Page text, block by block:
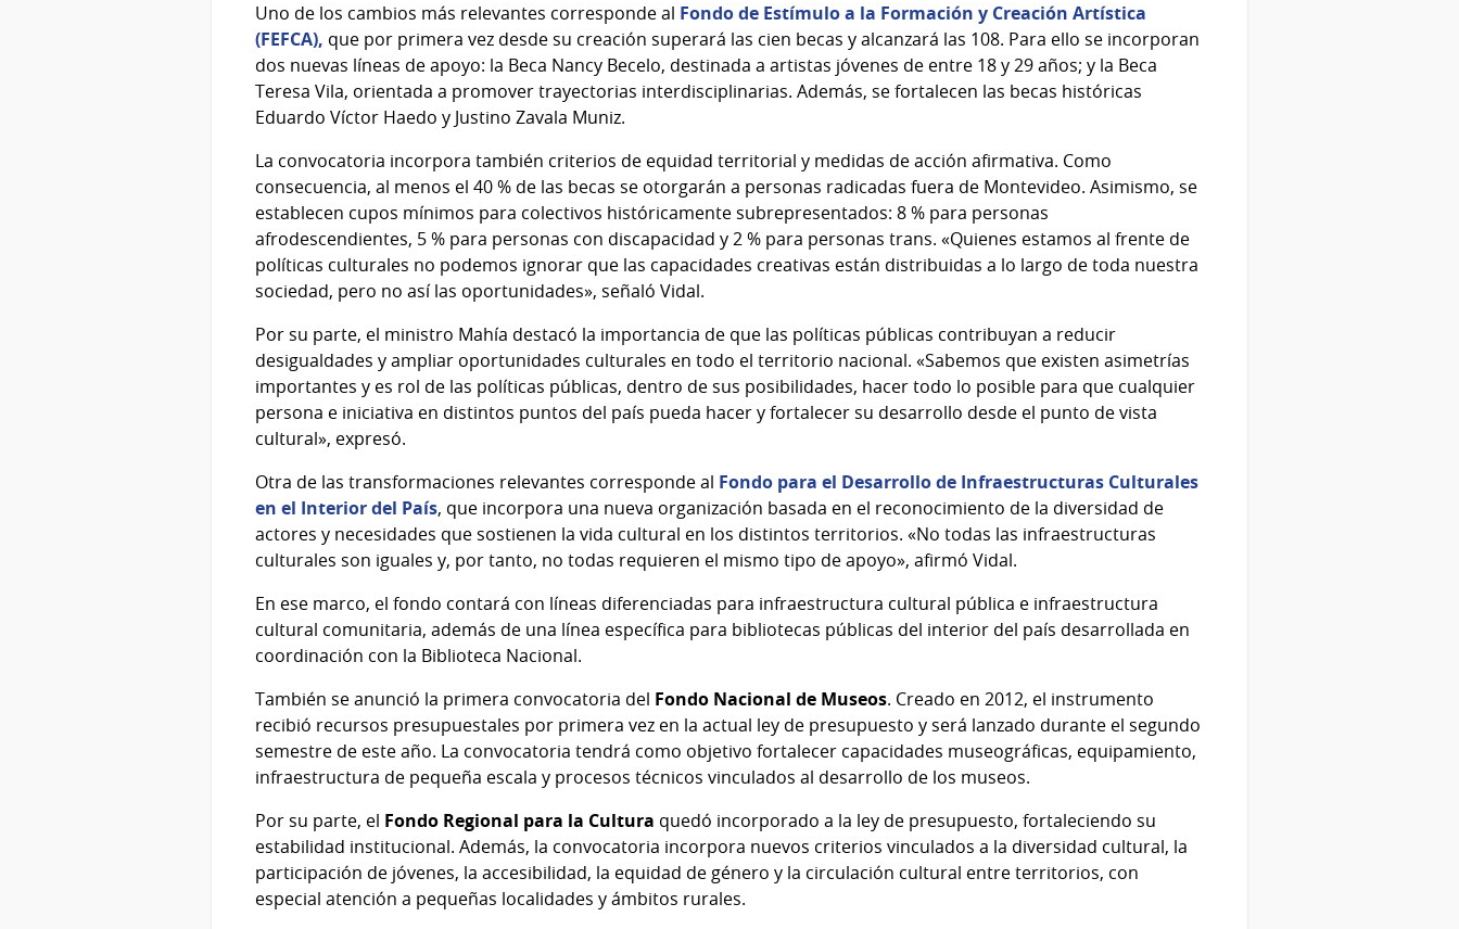
Uno de los cambios más relevantes corresponde al Fondo de Estímulo a la Formación y Creación Artística
(FEFCA), que por primera vez desde su creación superará las cien becas y alcanzará las 108. Para ello se incorporan
dos nuevas líneas de apoyo: la Beca Nancy Becelo, destinada a artistas jóvenes de entre 18 y 29 años; y la Beca
Teresa Vila, orientada a promover trayectorias interdisciplinarias. Además, se fortalecen las becas históricas
Eduardo Víctor Haedo y Justino Zavala Muniz.
La convocatoria incorpora también criterios de equidad territorial y medidas de acción afirmativa. Como
consecuencia, al menos el 40 % de las becas se otorgarán a personas radicadas fuera de Montevideo. Asimismo, se
establecen cupos mínimos para colectivos históricamente subrepresentados: 8 % para personas
afrodescendientes, 5 % para personas con discapacidad y 2 % para personas trans. «Quienes estamos al frente de
políticas culturales no podemos ignorar que las capacidades creativas están distribuidas a lo largo de toda nuestra
sociedad, pero no así las oportunidades», señaló Vidal.
Por su parte, el ministro Mahía destacó la importancia de que las políticas públicas contribuyan a reducir
desigualdades y ampliar oportunidades culturales en todo el territorio nacional. «Sabemos que existen asimetrías
importantes y es rol de las políticas públicas, dentro de sus posibilidades, hacer todo lo posible para que cualquier
persona e iniciativa en distintos puntos del país pueda hacer y fortalecer su desarrollo desde el punto de vista
cultural», expresó.
Otra de las transformaciones relevantes corresponde al Fondo para el Desarrollo de Infraestructuras Culturales
en el Interior del País, que incorpora una nueva organización basada en el reconocimiento de la diversidad de
actores y necesidades que sostienen la vida cultural en los distintos territorios. «No todas las infraestructuras
culturales son iguales y, por tanto, no todas requieren el mismo tipo de apoyo», afirmó Vidal.
En ese marco, el fondo contará con líneas diferenciadas para infraestructura cultural pública e infraestructura
cultural comunitaria, además de una línea específica para bibliotecas públicas del interior del país desarrollada en
coordinación con la Biblioteca Nacional.
También se anunció la primera convocatoria del Fondo Nacional de Museos. Creado en 2012, el instrumento
recibió recursos presupuestales por primera vez en la actual ley de presupuesto y será lanzado durante el segundo
semestre de este año. La convocatoria tendrá como objetivo fortalecer capacidades museográficas, equipamiento,
infraestructura de pequeña escala y procesos técnicos vinculados al desarrollo de los museos.
Por su parte, el Fondo Regional para la Cultura quedó incorporado a la ley de presupuesto, fortaleciendo su
estabilidad institucional. Además, la convocatoria incorpora nuevos criterios vinculados a la diversidad cultural, la
participación de jóvenes, la accesibilidad, la equidad de género y la circulación cultural entre territorios, con
especial atención a pequeñas localidades y ámbitos rurales.